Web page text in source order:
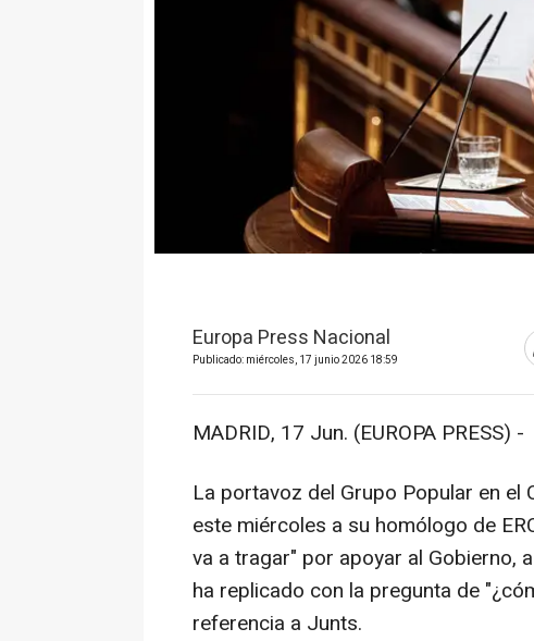
Europa Press Nacional
Publicado: miércoles, 17 junio 2026 18:59
MADRID, 17 Jun. (EUROPA PRESS) -
La portavoz del Grupo Popular en
este miércoles a su homólogo de
va a tragar" por apoyar al Gobierno,
ha replicado con la pregunta de
referencia a Junts.